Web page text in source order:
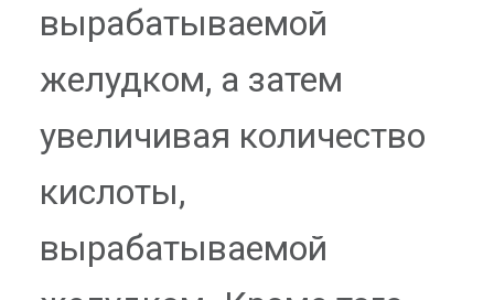
вырабатываемой
желудком, а затем
увеличивая количество
кислоты,
вырабатываемой